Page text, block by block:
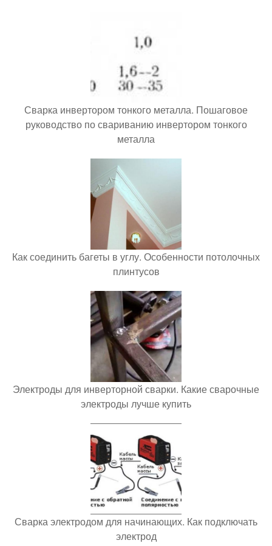
Сварка инвертором тонкого металла. Пошаговое
руководство по свариванию инвертором тонкого
металла
Как соединить багеты в углу. Особенности потолочных
плинтусов
Электроды для инверторной сварки. Какие сварочные
электроды лучше купить
Сварка электродом для начинающих. Как подключать
электрод